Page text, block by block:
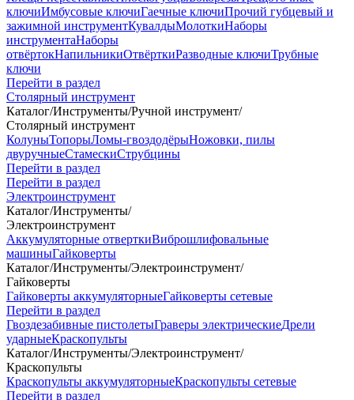
ключиИмбусовые ключиГаечные ключиПрочий губцевый и
зажимной инструментКувалдыМолоткиНаборы
инструментаНаборы
отвёртокНапильникиОтвёрткиРазводные ключиТрубные
ключи
Перейти в раздел
Столярный инструмент
Каталог/Инструменты/Ручной инструмент/
Столярный инструмент
КолуныТопорыЛомы-гвоздодёрыНожовки, пилы
двуручныеСтамескиСтрубцины
Перейти в раздел
Перейти в раздел
Электроинструмент
Каталог/Инструменты/
Электроинструмент
Аккумуляторные отверткиВиброшлифовальные
машиныГайковерты
Каталог/Инструменты/Электроинструмент/
Гайковерты
Гайковерты аккумуляторныеГайковерты сетевые
Перейти в раздел
Гвоздезабивные пистолетыГраверы электрическиеДрели
ударныеКраскопульты
Каталог/Инструменты/Электроинструмент/
Краскопульты
Краскопульты аккумуляторныеКраскопульты сетевые
Перейти в раздел